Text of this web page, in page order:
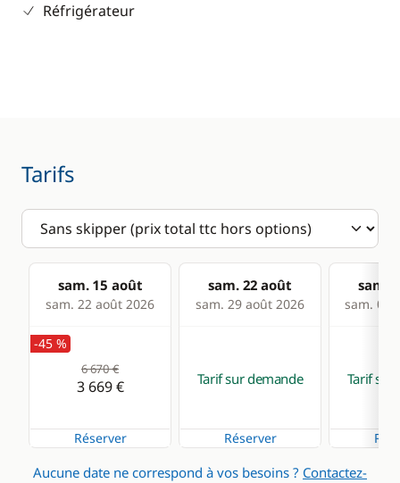
Réfrigérateur
Tarifs
sam. 15 août
sam. 22 août 2026
sam. 22 août
sam. 29 août 2026
sam.
sam. 05
-45 %
6 670 €
3 669 €
Réserver
Tarif sur demande
Réserver
Tarif sur
Aucune date ne correspond à vos besoins ? Contactez-